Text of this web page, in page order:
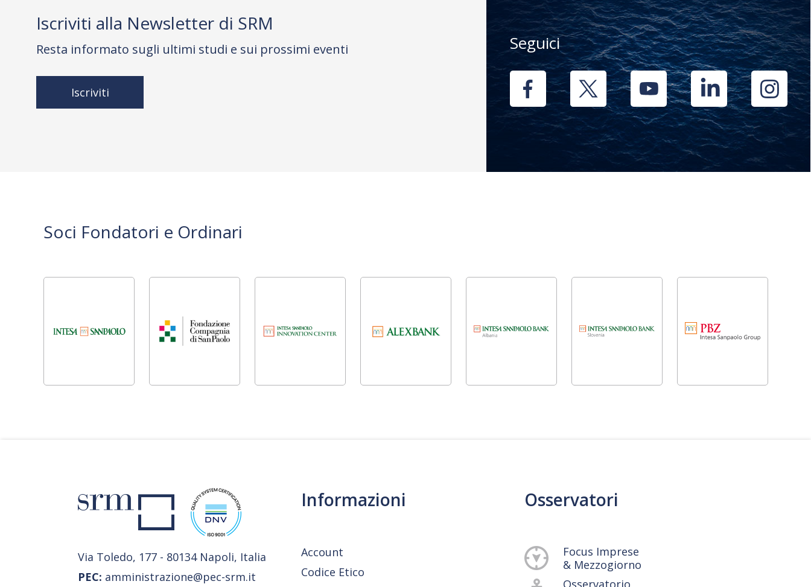
Iscriviti alla Newsletter di SRM
Resta informato sugli ultimi studi e sui prossimi eventi
Iscriviti
Seguici
Soci Fondatori e Ordinari
Via Toledo, 177 - 80134 Napoli, Italia
PEC: amministrazione@pec-srm.it
Informazioni
Account
Codice Etico
Osservatori
Focus Imprese
& Mezzogiorno
Osservatorio